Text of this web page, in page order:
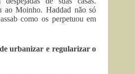
ao Moinho. Haddad não só
como os perpetuou em
urbanizar e regularizar o